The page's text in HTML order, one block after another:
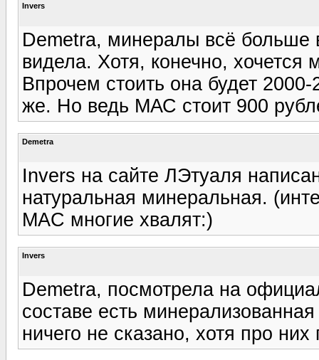
Invers
Demetra, минералы всё
видела. Хотя, конечно,
Впрочем стоить она будет
же. Но ведь МАС стоит 900
Demetra
Invers на сайте ЛЭтуаля
натуральная минеральная.
MAC многие хвалят:)
Invers
Demetra, посмотрела на
составе есть
ничего не сказано, хотя про